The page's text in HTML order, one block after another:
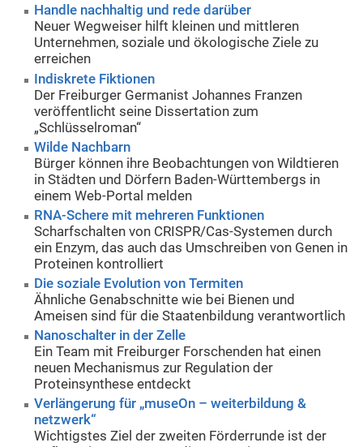
Handle nachhaltig und rede darüber
Neuer Wegweiser hilft kleinen und mittleren
Unternehmen, soziale und ökologische Ziele zu
erreichen
Indiskrete Fiktionen
Der Freiburger Germanist Johannes Franzen
veröffentlicht seine Dissertation zum
„Schlüsselroman“
Wilde Nachbarn
Bürger können ihre Beobachtungen von Wildtieren
in Städten und Dörfern Baden-Württembergs in
einem Web-Portal melden
RNA-Schere mit mehreren Funktionen
Scharfschalten von CRISPR/Cas-Systemen durch
ein Enzym, das auch das Umschreiben von Genen in
Proteinen kontrolliert
Die soziale Evolution von Termiten
Ähnliche Genabschnitte wie bei Bienen und
Ameisen sind für die Staatenbildung verantwortlich
Nanoschalter in der Zelle
Ein Team mit Freiburger Forschenden hat einen
neuen Mechanismus zur Regulation der
Proteinsynthese entdeckt
Verlängerung für „museOn – weiterbildung &
netzwerk“
Wichtigstes Ziel der zweiten Förderrunde ist der